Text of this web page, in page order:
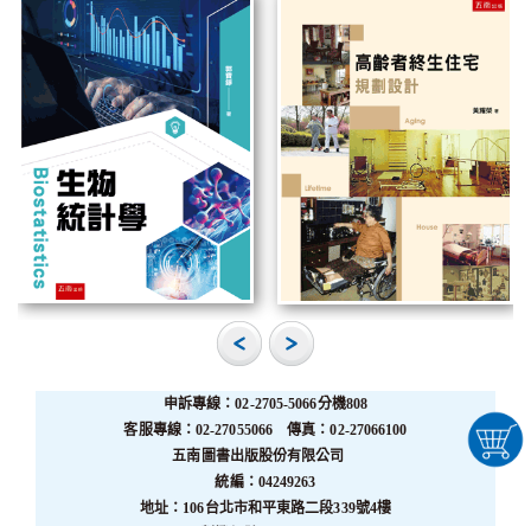
申訴專線：02-2705-5066分機808
客服專線：02-27055066 傳真：02-27066100
五南圖書出版股份有限公司
統編：04249263
地址：106台北市和平東路二段339號4樓